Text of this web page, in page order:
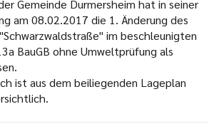
Gemeinde Durmersheim hat in seiner
am 08.02.2017 die 1. Änderung des
im beschleunigten
BauGB ohne Umweltprüfung als
ist aus dem beiliegenden Lageplan